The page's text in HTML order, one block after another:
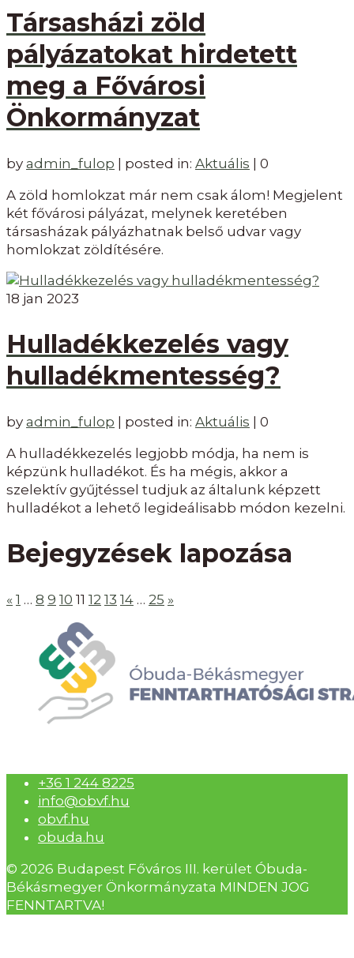
Társasházi zöld
pályázatokat hirdetett
meg a Fővárosi
Önkormányzat
by admin_fulop | posted in: Aktuális | 0
A zöld homlokzat már nem csak álom! Megjelent
két fővárosi pályázat, melynek keretében
társasházak pályázhatnak belső udvar vagy
homlokzat zöldítésére.
18 jan 2023
Hulladékkezelés vagy
hulladékmentesség?
by admin_fulop | posted in: Aktuális | 0
A hulladékkezelés legjobb módja, ha nem is
képzünk hulladékot. És ha mégis, akkor a
szelektív gyűjtéssel tudjuk az általunk képzett
hulladékot a lehető legideálisabb módon kezelni.
Bejegyzések lapozása
« 1 … 8 9 10 11 12 13 14 … 25 »
+36 1 244 8225
info@obvf.hu
obvf.hu
obuda.hu
© 2026 Budapest Főváros III. kerület Óbuda-
Békásmegyer Önkormányzata MINDEN JOG
FENNTARTVA!